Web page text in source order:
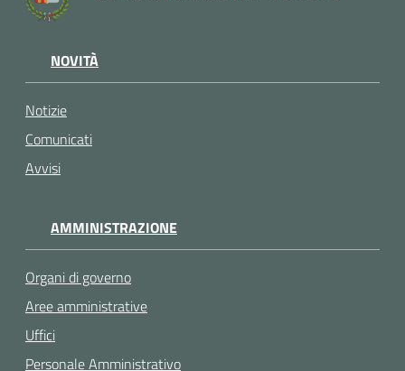
NOVITÀ
Notizie
Comunicati
Avvisi
AMMINISTRAZIONE
Organi di governo
Aree amministrative
Uffici
Personale Amministrativo